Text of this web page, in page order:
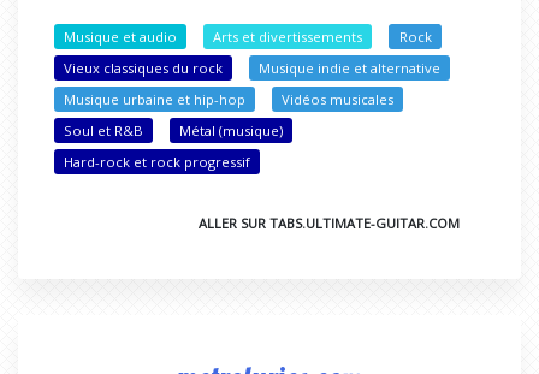
Musique et audio Arts et divertissements
Rock
Vieux classiques du rock
Musique indie et alternative
Musique urbaine et hip-hop
Vidéos musicales
Soul et R&B
Métal (musique)
Hard-rock et rock progressif
ALLER SUR TABS.ULTIMATE-GUITAR.COM